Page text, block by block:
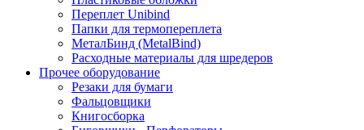
Переплет Unibind
Папки для термопереплета
МеталБинд (MetalBind)
Расходные материалы для шредеров
Прочее оборудование
Резаки для бумаги
Фальцовщики
Книгосборка